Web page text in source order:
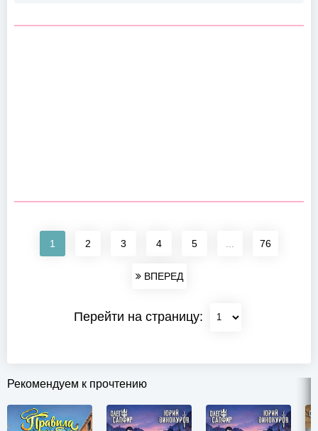
1 2 3 4 5 76
ВПЕРЕД
Перейти на страницу:
Рекомендуем к прочтению